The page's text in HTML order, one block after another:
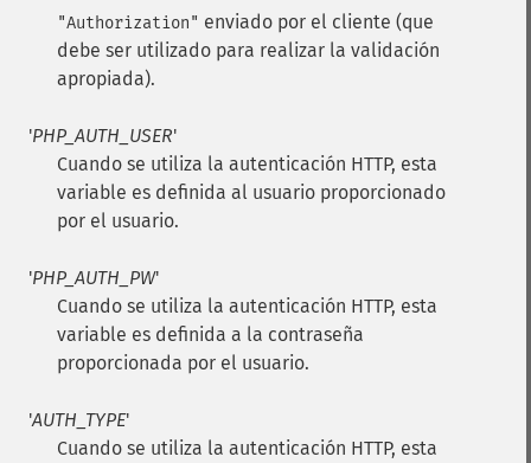
"Authorization" enviado por el cliente (que
debe ser utilizado para realizar la validación
apropiada).
'PHP_AUTH_USER'
Cuando se utiliza la autenticación HTTP, esta
variable es definida al usuario proporcionado
por el usuario.
'PHP_AUTH_PW'
Cuando se utiliza la autenticación HTTP, esta
variable es definida a la contraseña
proporcionada por el usuario.
'AUTH_TYPE'
Cuando se utiliza la autenticación HTTP, esta